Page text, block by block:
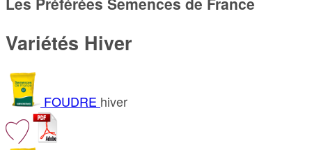
Variétés Hiver
FOUDRE hiver